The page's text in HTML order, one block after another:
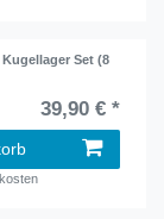
Set (8
39,90 € *